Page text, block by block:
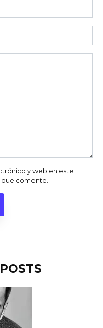
y web en este
comente.